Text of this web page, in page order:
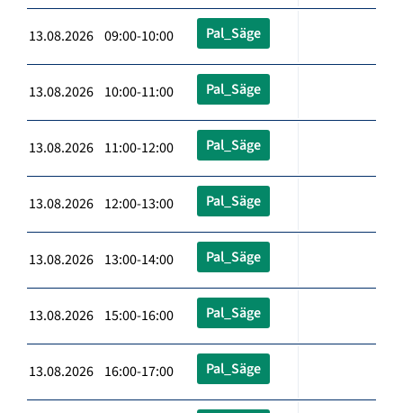
13.08.2026 09:00-10:00 Pal_Säge
13.08.2026 10:00-11:00 Pal_Säge
13.08.2026 11:00-12:00 Pal_Säge
13.08.2026 12:00-13:00 Pal_Säge
13.08.2026 13:00-14:00 Pal_Säge
13.08.2026 15:00-16:00 Pal_Säge
13.08.2026 16:00-17:00 Pal_Säge